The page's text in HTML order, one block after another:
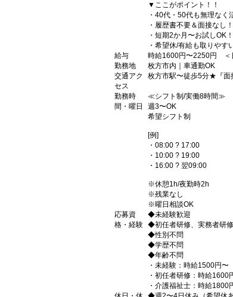
▼ここがポイント！！
・40代・50代も無理な
・履歴書不要＆面接なし！
・短期2か月〜お試しOK
・希望休/有給も取りやす
給与
時給1600円〜2250円 ＜
勤務地
枚方市内｜車通勤OK
交通アク
セス
枚方市駅〜徒歩5分★『面
勤務時
間・曜日
≪シフト制/実働8時間≫
週3〜OK
希望シフト制
[例]
・08:00 ? 17:00
・10:00 ? 19:00
・16:00 ? 翌09:00
※休憩1h/夜勤時2h
※残業なし
※曜日相談OK
応募資
格・経験
◆未経験歓迎
◆初任者研修、実務者研
◆性別不問
◆学歴不問
◆年齢不問
・未経験：時給1500円〜
・初任者研修：時給1600
・介護福祉士：時給1800